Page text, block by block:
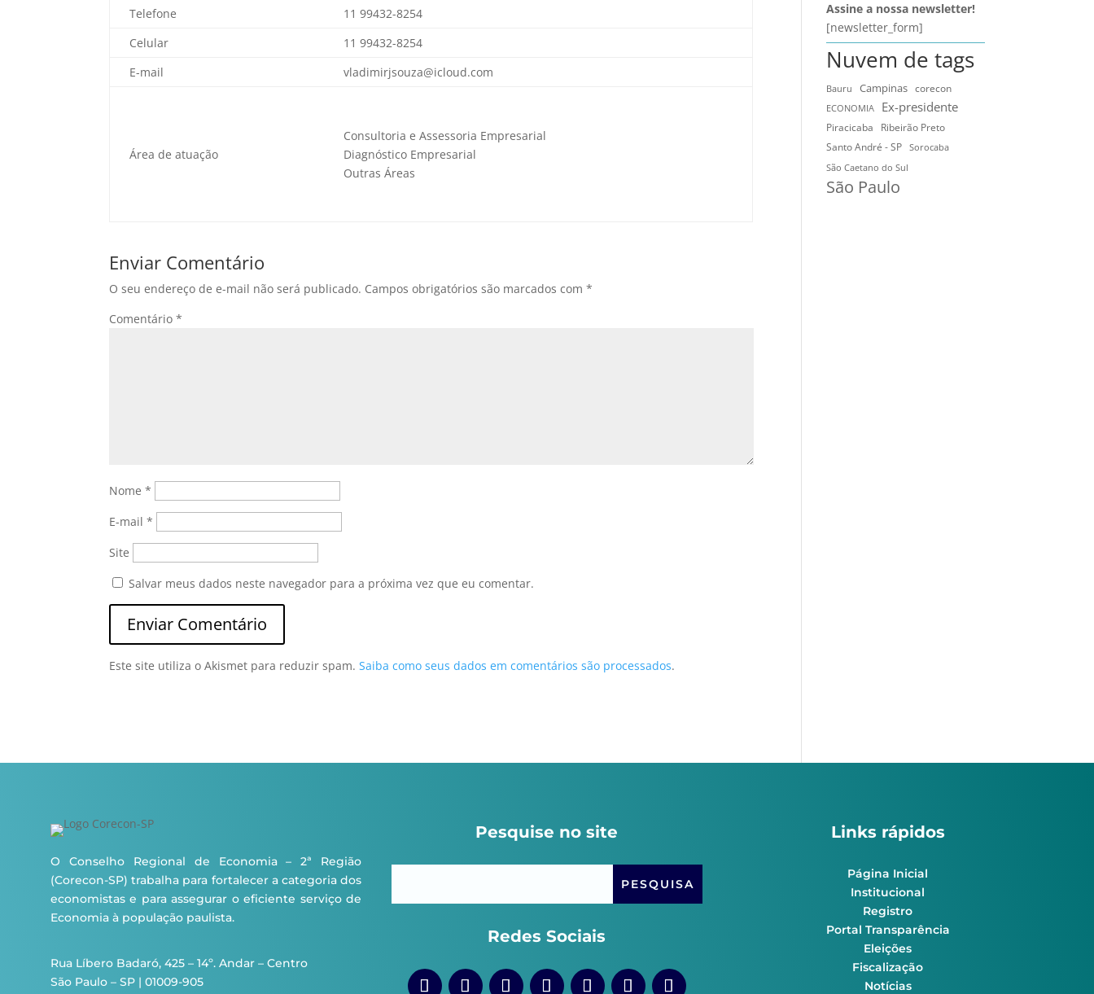
Telefone
11 99432-8254
Celular
11 99432-8254
E-mail
vladimirjsouza@icloud.com
Área de atuação
Consultoria e Assessoria Empresarial
Diagnóstico Empresarial
Outras Áreas
Enviar Comentário
O seu endereço de e-mail não será publicado. Campos obrigatórios são marcados com*
Comentário*
Nome*
E-mail*
Site
Salvar meus dados neste navegador para a próxima vez que eu comentar.
Este site utiliza o Akismet para reduzir spam.Saiba como seus dados em comentários são processados.
Assine a nossa newsletter!
[newsletter_form]
Nuvem de tags
Bauru Campinas
corecon
ECONOMIA
Ex-presidente
Piracicaba
Ribeirão Preto
Santo André - SP
Sorocaba
São Caetano do Sul
São Paulo
O Conselho Regional de Economia – 2ª Região
(Corecon-SP) trabalha para fortalecer a categoria dos
economistas e para assegurar o eficiente serviço de
Economia à população paulista.
Rua Líbero Badaró, 425 – 14º. Andar – Centro
São Paulo – SP | 01009-905
Pesquise no site
Redes Sociais
Links rápidos
Página Inicial
Institucional
Registro
Portal Transparência
Eleições
Fiscalização
Notícias